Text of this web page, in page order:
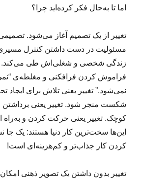
اما تا به‌حال فکر کرده‌اید چرا؟
تغییر از یک تصمیم آغاز می‌شود.
مسئولیت در دست داشتن کنترل مسیری
زندگی شخصی و شغلی‌اش طی می‌کند.
فراموش کردن فرافکنی و مغلطه‌ی
نمی‌شود.” تغییر یعنی تلاش برای ایجاد
شکست منجر شود. تغییر یعنی برداشتن
کوچک. تغییر یعنی حرکت کردن و به‌راه
این‌ها سخت‌ترین کار دنیا هستند: یک جا
کردن کار جذاب‌تر و کم‌هزینه‌ای است!
تغییر بدون داشتن یک تصویر ذهنی